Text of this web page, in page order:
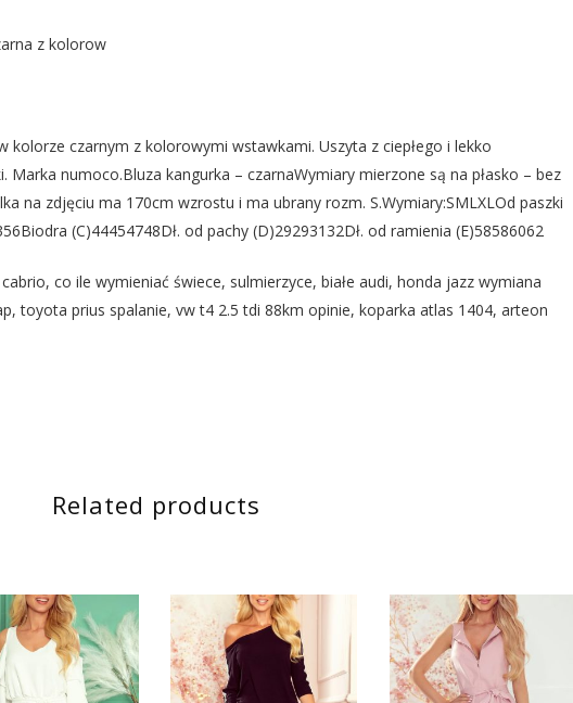
z kolorow
kolorze czarnym z kolorowymi wstawkami. Uszyta z ciepłego i lekko
Marka numoco.Bluza kangurka – czarnaWymiary mierzone są na płasko – bez
na zdjęciu ma 170cm wzrostu i ma ubrany rozm. S.Wymiary:SMLXLOd paszki
(C)44454748Dł. od pachy (D)29293132Dł. od ramienia (E)58586062
co ile wymieniać świece, sulmierzyce, białe audi, honda jazz wymiana
toyota prius spalanie, vw t4 2.5 tdi 88km opinie, koparka atlas 1404, arteon
Related products